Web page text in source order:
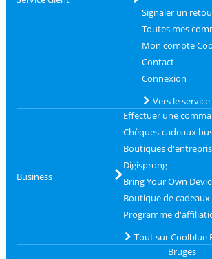
Signaler un
Toutes mes
Mon compte
Contact
Connexion
Vers le
Business
Effectuer une
Chèques-cadeaux
Boutiques
Digisprong
Bring Your Own
Boutique de cadeaux
Programme
Tout sur Coolblue
Bruges